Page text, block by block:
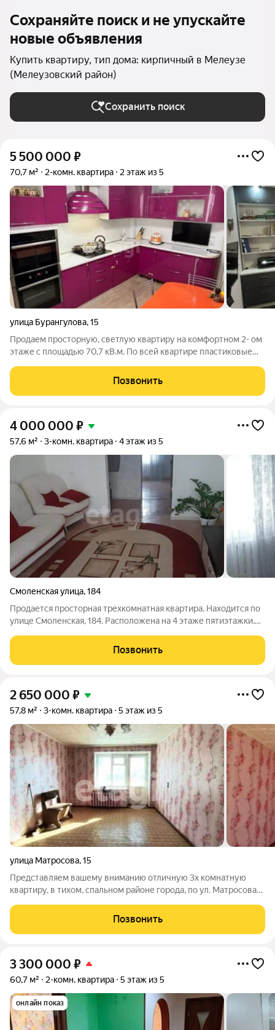
Сохраняйте поиск и не упускайте
новые объявления
Купить квартиру, тип дома: кирпичный в Мелеузе
(Мелеузовский район)
Сохранить поиск
5 500 000 ₽
70,7 м² 2-комн. квартира 2 этаж из 5
улица Бурангулова,15
Продаем просторную, светлую квартиру на комфортном 2- ом
этаже с площадью 70,7 кВ.м. По всей квартире пластиковые
гарнитур . Имеется балкон через кухню, застекленный.
Санузел раздельный, в
Позвонить
4 000 000 ₽
57,6 м² 3-комн. квартира 4 этаж из 5
Смоленская улица,184
Продается просторная трехкомнатная квартира. Находится по
улице Смоленская, 184. Расположена на 4 этаже пятиэтажки.
сад №25. Парковка большая. Всегда имеется место для
автомобиля. В квартире
Позвонить
2 650 000 ₽
57,8 м² 3-комн. квартира 5 этаж из 5
улица Матросова,15
Представляем вашему вниманию отличную 3х комнатную
квартиру, в тихом, спальном районе города, по ул. Матросова
планировка. Квартира без ремонта, вы можете внести в
дизайн собственные
Позвонить
3 300 000 ₽
60,7 м² 2-комн. квартира 5 этаж из 5
онлайн показ